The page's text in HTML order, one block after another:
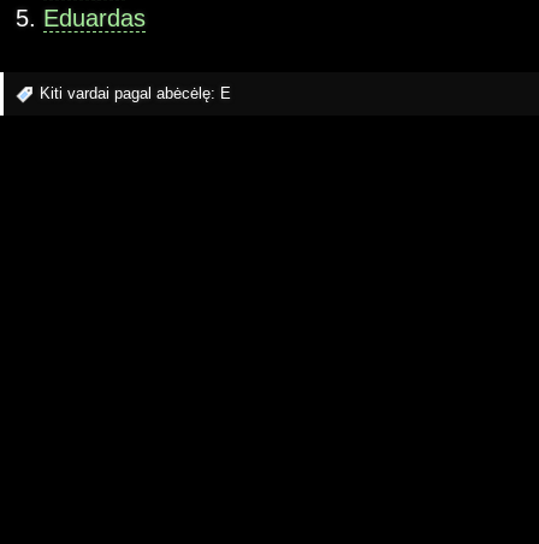
Eduardas
Kiti vardai pagal abėcėlę: E